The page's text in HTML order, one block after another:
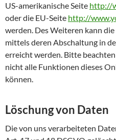
US-amerikanische Seite http://
oder die EU-Seite http://
werden. Des Weiteren kann
mittels deren Abschaltung in
erreicht werden. Bitte
nicht alle Funktionen dieses
können.
Löschung von Daten
Die von uns verarbeiteten